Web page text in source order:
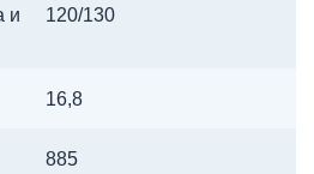
и
120/130
16,8
885